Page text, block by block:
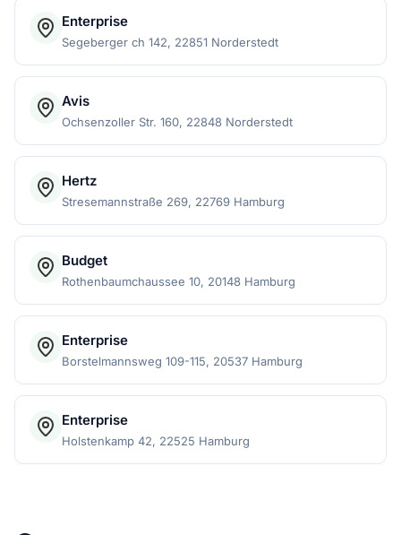
Enterprise
Segeberger ch 142, 22851 Norderstedt
Avis
Ochsenzoller Str. 160, 22848 Norderstedt
Hertz
Stresemannstraße 269, 22769 Hamburg
Budget
Rothenbaumchaussee 10, 20148 Hamburg
Enterprise
Borstelmannsweg 109-115, 20537 Hamburg
Enterprise
Holstenkamp 42, 22525 Hamburg